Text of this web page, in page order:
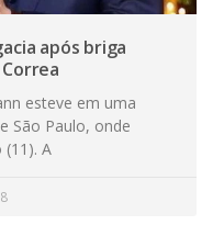
após briga
esteve em uma
São Paulo, onde
A